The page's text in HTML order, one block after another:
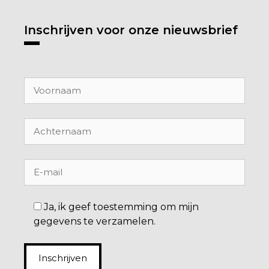
Inschrijven voor onze nieuwsbrief
Ja, ik geef toestemming om mijn
gegevens te verzamelen.